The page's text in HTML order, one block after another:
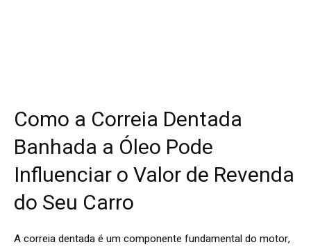
Como a Correia Dentada
Banhada a Óleo Pode
Influenciar o Valor de Revenda
do Seu Carro
A correia dentada é um componente fundamental do motor,